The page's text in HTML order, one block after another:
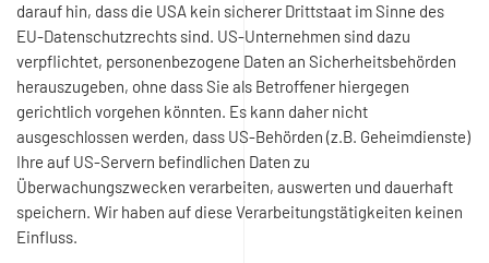
darauf hin, dass die USA kein sicherer Drittstaat im Sinne des
EU-Datenschutzrechts sind. US-Unternehmen sind dazu
verpflichtet, personenbezogene Daten an Sicherheitsbehörden
herauszugeben, ohne dass Sie als Betroffener hiergegen
gerichtlich vorgehen könnten. Es kann daher nicht
ausgeschlossen werden, dass US-Behörden (z.B. Geheimdienste)
Ihre auf US-Servern befindlichen Daten zu
Überwachungszwecken verarbeiten, auswerten und dauerhaft
speichern. Wir haben auf diese Verarbeitungstätigkeiten keinen
Einfluss.